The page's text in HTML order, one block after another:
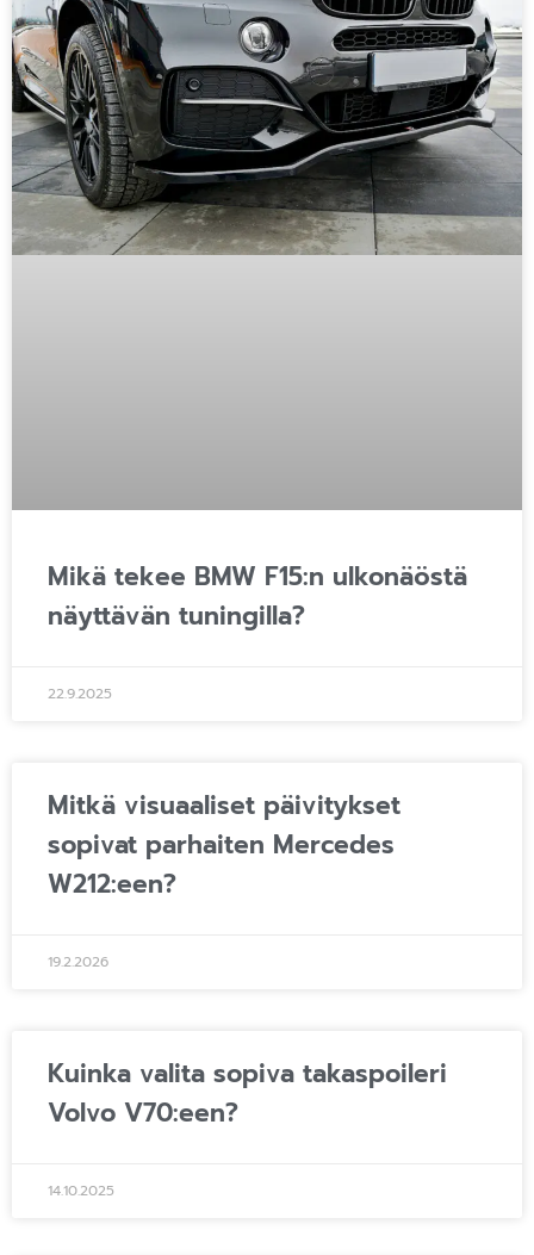
Mikä tekee BMW F15:n ulkonäöstä
näyttävän tuningilla?
22.9.2025
Mitkä visuaaliset päivitykset
sopivat parhaiten Mercedes
W212:een?
19.2.2026
Kuinka valita sopiva takaspoileri
Volvo V70:een?
14.10.2025